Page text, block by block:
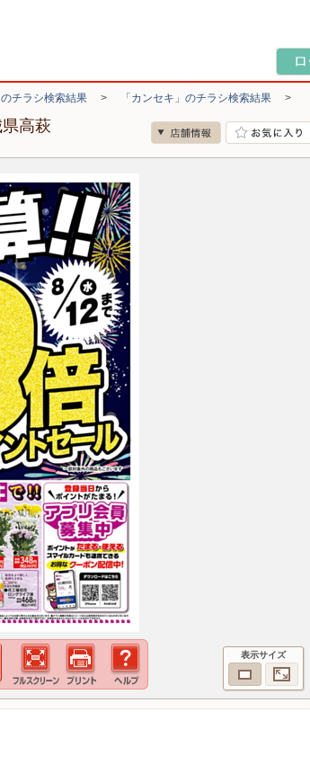
チラシ検索結果 > 「カンセキ」のチラシ検索結果 >
高萩
表示サイズ